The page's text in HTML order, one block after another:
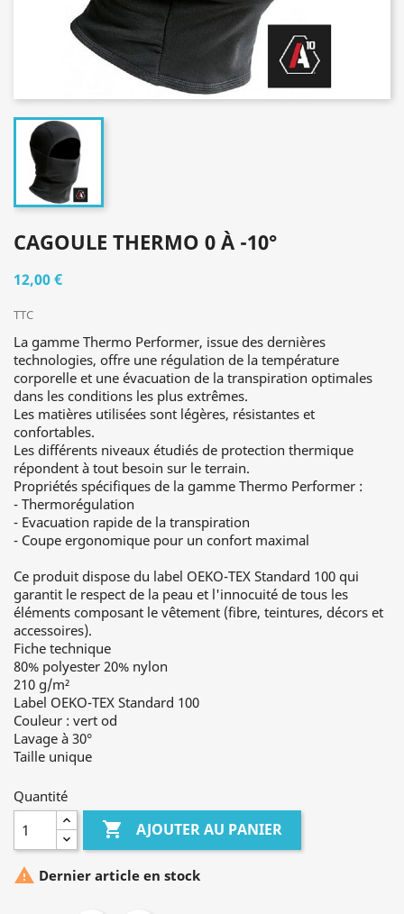
CAGOULE THERMO 0 À -10°
12,00 €
TTC
La gamme Thermo Performer, issue des dernières
technologies, offre une régulation de la température
corporelle et une évacuation de la transpiration optimales
dans les conditions les plus extrêmes.
Les matières utilisées sont légères, résistantes et
confortables.
Les différents niveaux étudiés de protection thermique
répondent à tout besoin sur le terrain.
Propriétés spécifiques de la gamme Thermo Performer :
- Thermorégulation
- Evacuation rapide de la transpiration
- Coupe ergonomique pour un confort maximal
Ce produit dispose du label OEKO-TEX Standard 100 qui
garantit le respect de la peau et l'innocuité de tous les
éléments composant le vêtement (fibre, teintures, décors et
accessoires).
Fiche technique
80% polyester 20% nylon
210 g/m²
Label OEKO-TEX Standard 100
Couleur : vert od
Lavage à 30°
Taille unique
Quantité
 AJOUTER AU PANIER
 Dernier article en stock